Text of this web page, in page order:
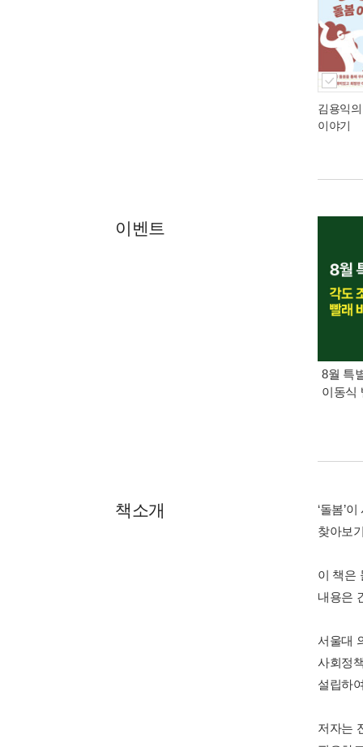
김용익
이야기
이벤트
8월 특
이동식
책소개
‘돌봄’
찾아보
이 책은
내용은
서울대
사회정
설립하
저자는